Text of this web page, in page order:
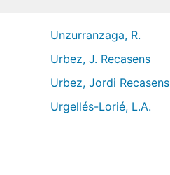
Unzurranzaga, R.
Urbez, J. Recasens
Urbez, Jordi Recasens
Urgellés-Lorié, L.A.